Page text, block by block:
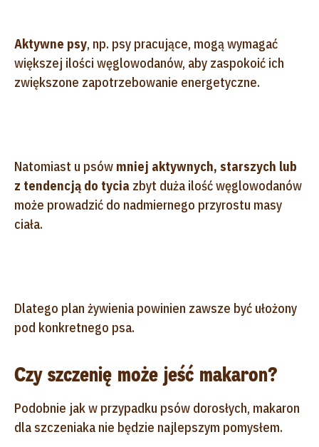
Aktywne psy, np. psy pracujące, mogą wymagać
większej ilości węglowodanów, aby zaspokoić ich
zwiększone zapotrzebowanie energetyczne.
Natomiast u psów mniej aktywnych, starszych lub
z tendencją do tycia zbyt duża ilość węglowodanów
może prowadzić do nadmiernego przyrostu masy
ciała.
Dlatego plan żywienia powinien zawsze być ułożony
pod konkretnego psa.
Czy szczenię może jeść makaron?
Podobnie jak w przypadku psów dorosłych, makaron
dla szczeniaka nie będzie najlepszym pomysłem.